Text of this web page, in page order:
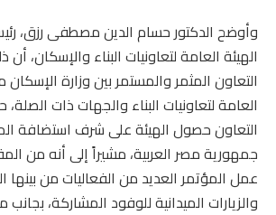
وأوضح الدكتور حسام الدين مصطفى رزق،
الهيئة العامة لتعاونيات البناء والإسكان،
التعاون المثمر والمستمر بين وزارة
العامة لتعاونيات البناء والجهات ذات
التعاون حصول الهيئة على شرف استضافة
جمهورية مصر العربية، مشيراً إلى أنه من
عمل المؤتمر العديد من الفعاليات من بينها
والزيارات الميدانية للوفود المشاركة،